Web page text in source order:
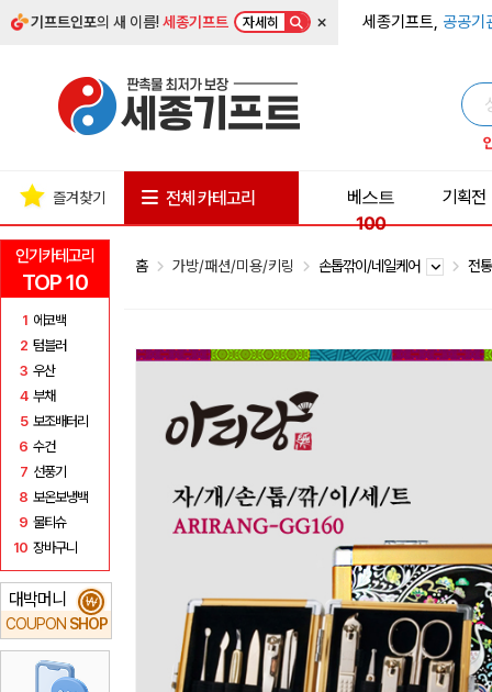
기프트인포의 새 이름!세종기프트 자세히 × 세종기프트, 공공기
인기카테고리
TOP 10
1 에코백
2 텀블러
3 우산
4 부채
5 보조배터리
6 수건
7 선풍기
8 보온보냉백
9 물티슈
10 장바구니
대박머니
COUPON SHOP
₩
즐겨찾기 전체 카테고리
베스트
100
기획전
홈 가방/패션/미용/키링 손톱깎이/네일케어 전